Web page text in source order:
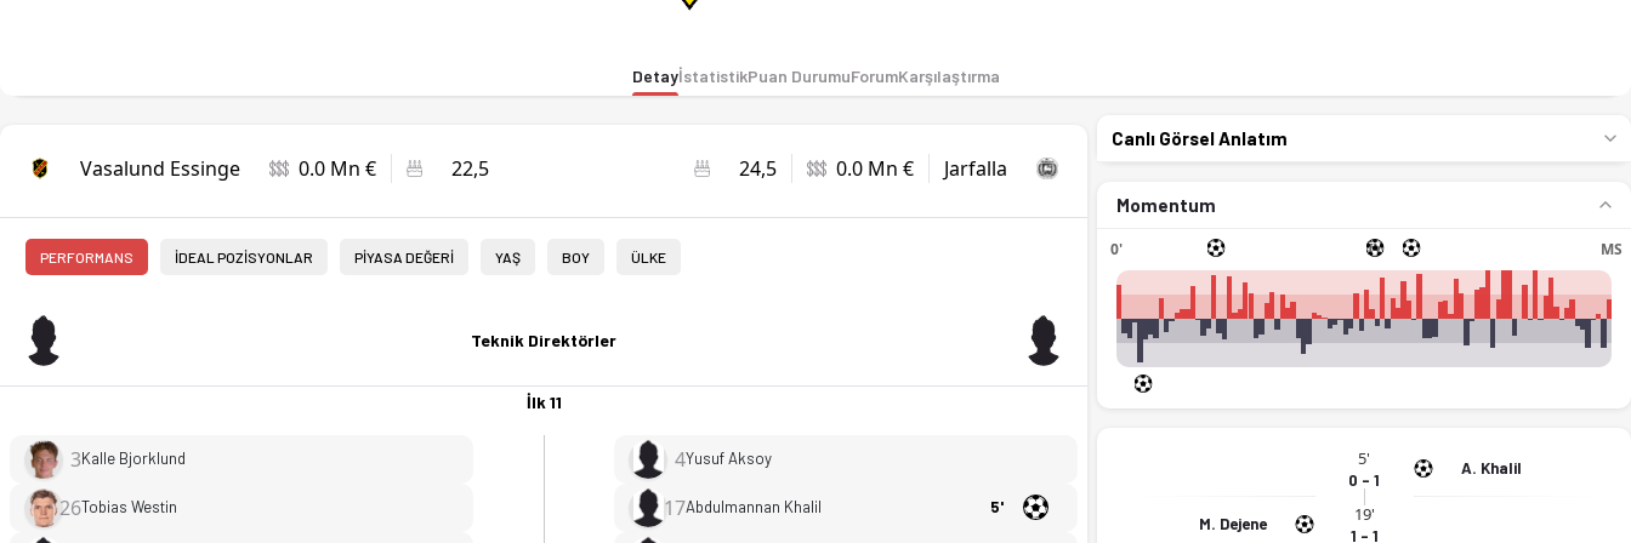
DetayİstatistikPuan DurumuForumKarşılaştırma
Vasalund Essinge 0.0 Mn € 22,5 Jarfalla
0.0 Mn €
24,5
PERFORMANS İDEAL POZİSYONLAR PİYASA DEĞERİ YAŞ BOY ÜLKE
Teknik Direktörler
İlk 11
3Kalle Bjorklund
26Tobias Westin
4Yusuf Aksoy
17Abdulmannan Khalil 5'
Canlı Görsel Anlatım
Momentum
0' İY MS
5'
0 - 1
A. Khalil
M. Dejene 19'
1 - 1